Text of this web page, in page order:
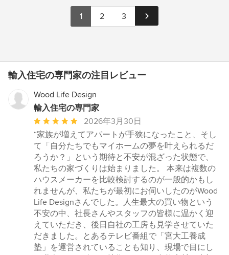
1 2 3
輸入住宅の専門家の注目レビュー
Wood Life Design
輸入住宅の専門家
平
均
評
価：
5
つ
星
中
星
5
2026年3月30日
“家族が増えてアパートが手狭になったこと、そし
て「自分たちでもマイホームの夢を叶えられるだ
ろうか？」という期待と不安が混ざった状態で、
私たちの家づくりは始まりました。 本来は複数の
ハウスメーカーを比較検討するのが一般的かもし
れませんが、私たちが最初にお伺いしたのがWood
Life Designさんでした。人生最大の買い物という
不安の中、社長さんやスタッフの皆様に温かく迎
えていただき、後日自社の工房も見学させていた
だきました。とあるテレビ番組で「宮大工養成
塾」を運営されていることも知り、現場で目にし